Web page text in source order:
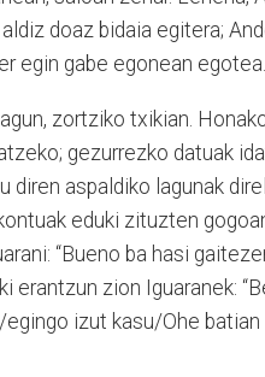
doaz bidaia egitera;
egin gabe egonean egotea.
zortziko txikian.
gezurrezko datuak
diren aspaldiko lagunak
eduki zituzten
“Bueno ba hasi
erantzun zion Iguaranek:
izut kasu/Ohe batian